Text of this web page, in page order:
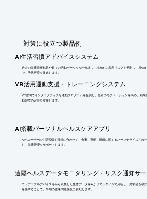
​対策に役立つ製品例
AI生活習慣アドバイスシステム
過去の健康診断結果や日々の活動データをAIが分析し、将来的な疾患リスクを予測し、具体
で、予防医療を促進します。
VR活用運動支援・トレーニングシステム
VR空間でインタラクティブな運動プログラムを提供し、患者のモチベーションを高め、効
動習慣の定着を支援します。
AI搭載パーソナルヘルスケアアプリ
AIがユーザーの生活習慣や目標に合わせて、食事、運動、睡眠に関するパーソナライズされ
し、健康管理をサポートします。
遠隔ヘルスデータモニタリング・リスク通知サ
ウェアラブルデバイス等から収集した生体データをAIがリアルタイムで分析し、異常値を検
を発することで、早期の健康問題発見に貢献します。